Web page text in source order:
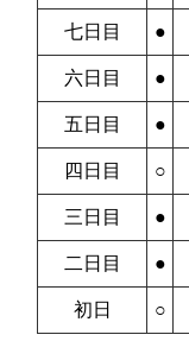
七日目 ●
六日目 ●
五日目 ●
四日目 ○
三日目 ●
二日目 ●
初日 ○